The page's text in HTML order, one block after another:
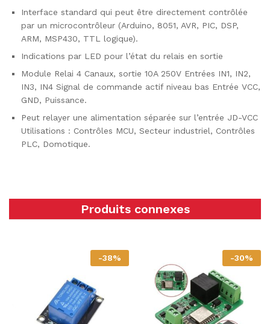
Interface standard qui peut être directement contrôlée
par un microcontrôleur (Arduino, 8051, AVR, PIC, DSP,
ARM, MSP430, TTL logique).
Indications par LED pour l’état du relais en sortie
Module Relai 4 Canaux, sortie 10A 250V Entrées IN1, IN2,
IN3, IN4 Signal de commande actif niveau bas Entrée VCC,
GND, Puissance.
Peut relayer une alimentation séparée sur l’entrée JD-VCC
Utilisations : Contrôles MCU, Secteur industriel, Contrôles
PLC, Domotique.
Produits connexes
-38% -30%